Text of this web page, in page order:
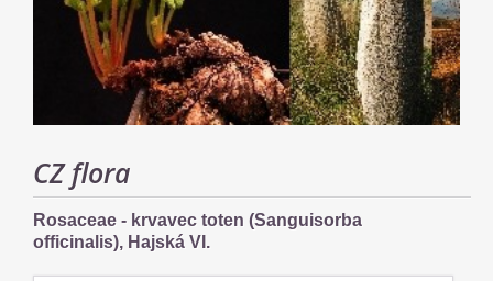
CZ flora
Rosaceae - krvavec toten (Sanguisorba
officinalis), Hajská VI.